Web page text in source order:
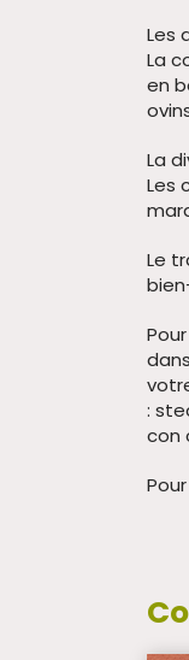
Les
La
en
La
Les
Le
:
con